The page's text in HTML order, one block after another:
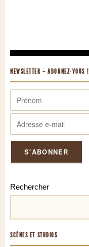
NEWSLETTER – ABONNEZ-VOUS !
Rechercher
SCÈNES ET STUDIOS